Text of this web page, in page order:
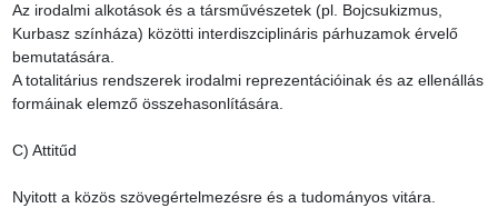
Az irodalmi alkotások és a társművészetek (pl. Bojcsukizmus,
Kurbasz színháza) közötti interdiszciplináris párhuzamok érvelő
bemutatására.
A totalitárius rendszerek irodalmi reprezentációinak és az ellenállás
formáinak elemző összehasonlítására.
C) Attitűd
Nyitott a közös szövegértelmezésre és a tudományos vitára.